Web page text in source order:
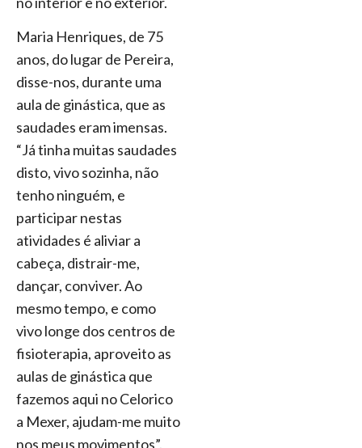
Maria Henriques, de 75
anos, do lugar de Pereira,
disse-nos, durante uma
aula de ginástica, que as
saudades eram imensas.
“Já tinha muitas saudades
disto, vivo sozinha, não
tenho ninguém, e
participar nestas
atividades é aliviar a
cabeça, distrair-me,
dançar, conviver. Ao
mesmo tempo, e como
vivo longe dos centros de
fisioterapia, aproveito as
aulas de ginástica que
fazemos aqui no Celorico
a Mexer, ajudam-me muito
nos meus movimentos”.